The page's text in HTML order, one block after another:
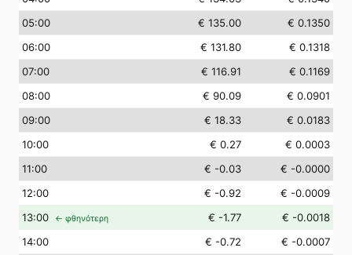
05:00 € 135.00
€ 0.1350
06:00 € 131.80
€ 0.1318
07:00 € 116.91
€ 0.1169
08:00 € 90.09
€ 0.0901
09:00 € 18.33
€ 0.0183
10:00 € 0.27
€ 0.0003
11:00 € -0.03
€ -0.0000
12:00 € -0.92
€ -0.0009
13:00 ← φθηνότερη € -1.77
€ -0.0018
14:00 € -0.72
€ -0.0007